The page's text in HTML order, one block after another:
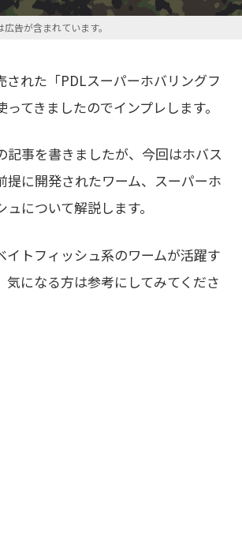
告が含まれています。
された「PDLスーパーホバリングフ
てきましたのでインプレします。
記事を書きましたが、今回はホバス
提に開発されたワーム、スーパーホ
について解説します。
イトフィッシュ系のワームが活躍す
気になる方は参考にしてみてくださ